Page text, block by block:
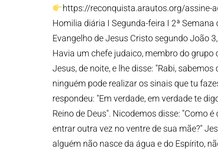
https://reconquista.arautos.org/assine-
Homilia diária I Segunda-feira I 2ª
Evangelho de Jesus Cristo segundo João
Havia um chefe judaico, membro do
Jesus, de noite, e lhe disse: "Rabi,
ninguém pode realizar os sinais que tu
respondeu: "Em verdade, em verdade te
Reino de Deus". Nicodemos disse: "Como
entrar outra vez no ventre de sua mãe?"
alguém não nasce da água e do Espírito,